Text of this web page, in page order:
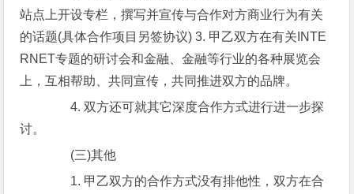
站点上开设专栏，撰写并宣传与合作对方商业行为有关
的话题(具体合作项目另签协议) 3. 甲乙双方在有关INTE
RNET专题的研讨会和金融、金融等行业的各种展览会
上，互相帮助、共同宣传，共同推进双方的品牌。
4. 双方还可就其它深度合作方式进行进一步探
讨。
(三)其他
1. 甲乙双方的合作方式没有排他性，双方在合